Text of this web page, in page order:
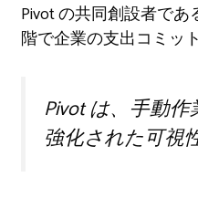
Pivot の共同創設者で
階で企業の支出コミッ
Pivot は、手動
強化された可視